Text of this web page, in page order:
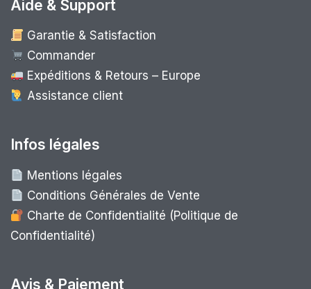
Aide & Support
Garantie & Satisfaction
Commander
Expéditions & Retours – Europe
Assistance client
Infos légales
Mentions légales
Conditions Générales de Vente
Charte de Confidentialité (Politique de
Confidentialité)
Avis & Paiement